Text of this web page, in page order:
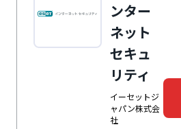
ンター
ネット
セキュ
リティ
イーセットジ
ャパン株式会
社